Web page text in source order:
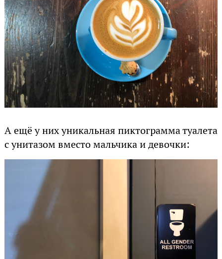
А ещё у них уникальная пиктограмма туалета
с унитазом вместо мальчика и девочки: